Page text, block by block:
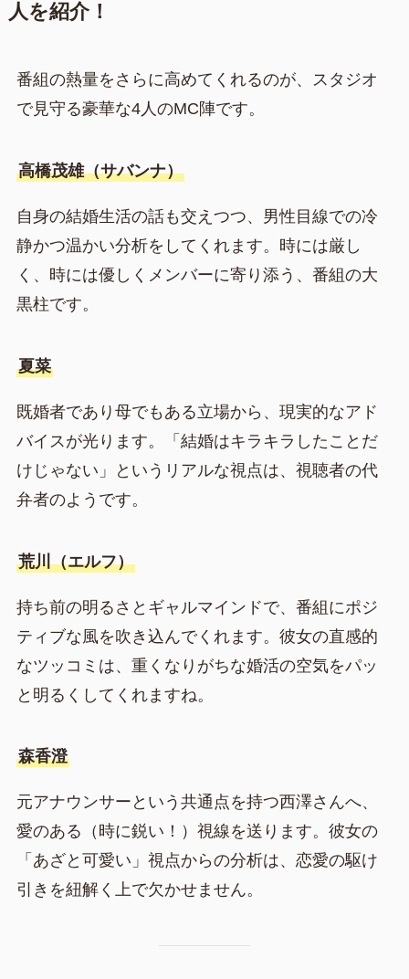
人を紹介！
番組の熱量をさらに高めてくれるのが、スタジオ
で見守る豪華な4人のMC陣です。
高橋茂雄（サバンナ）
自身の結婚生活の話も交えつつ、男性目線での冷
静かつ温かい分析をしてくれます。時には厳し
く、時には優しくメンバーに寄り添う、番組の大
黒柱です。
夏菜
既婚者であり母でもある立場から、現実的なアド
バイスが光ります。「結婚はキラキラしたことだ
けじゃない」というリアルな視点は、視聴者の代
弁者のようです。
荒川（エルフ）
持ち前の明るさとギャルマインドで、番組にポジ
ティブな風を吹き込んでくれます。彼女の直感的
なツッコミは、重くなりがちな婚活の空気をパッ
と明るくしてくれますね。
森香澄
元アナウンサーという共通点を持つ西澤さんへ、
愛のある（時に鋭い！）視線を送ります。彼女の
「あざと可愛い」視点からの分析は、恋愛の駆け
引きを紐解く上で欠かせません。